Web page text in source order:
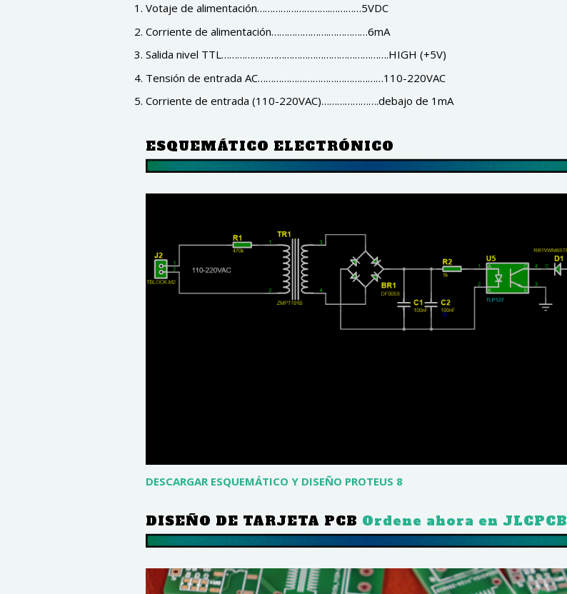
Votaje de alimentación……………………….…………5VDC
Corriente de alimentación………………….……………6mA
Salida nivel TTL……………………………………………………….HIGH (+5V)
Tensión de entrada AC…………………………………………110-220VAC
Corriente de entrada (110-220VAC)………………….debajo de 1mA
ESQUEMÁTICO ELECTRÓNICO
DESCARGAR ESQUEMÁTICO Y DISEÑO PROTEUS 8
DISEÑO DE TARJETA PCB Ordene ahora en JLCPCB